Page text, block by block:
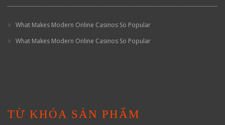
What Makes Modern Online Casinos So Popular
What Makes Modern Online Casinos So Popular
TỪ KHÓA SẢN PHẨM